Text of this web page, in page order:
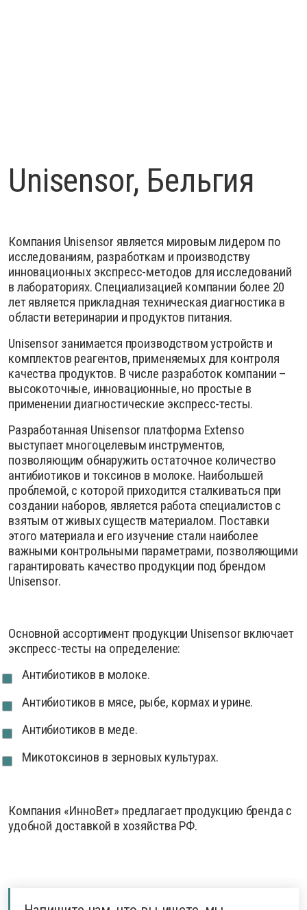
Unisensor, Бельгия
Компания Unisensor является мировым лидером по
исследованиям, разработкам и производству
инновационных экспресс-методов для исследований
в лабораториях. Специализацией компании более 20
лет является прикладная техническая диагностика в
области ветеринарии и продуктов питания.
Unisensor занимается производством устройств и
комплектов реагентов, применяемых для контроля
качества продуктов. В числе разработок компании –
высокоточные, инновационные, но простые в
применении диагностические экспресс-тесты.
Разработанная Unisensor платформа Extenso
выступает многоцелевым инструментов,
позволяющим обнаружить остаточное количество
антибиотиков и токсинов в молоке. Наибольшей
проблемой, с которой приходится сталкиваться при
создании наборов, является работа специалистов с
взятым от живых существ материалом. Поставки
этого материала и его изучение стали наиболее
важными контрольными параметрами, позволяющими
гарантировать качество продукции под брендом
Unisensor.
Основной ассортимент продукции Unisensor включает
экспресс-тесты на определение:
Антибиотиков в молоке.
Антибиотиков в мясе, рыбе, кормах и урине.
Антибиотиков в меде.
Микотоксинов в зерновых культурах.
Компания «ИнноВет» предлагает продукцию бренда с
удобной доставкой в хозяйства РФ.